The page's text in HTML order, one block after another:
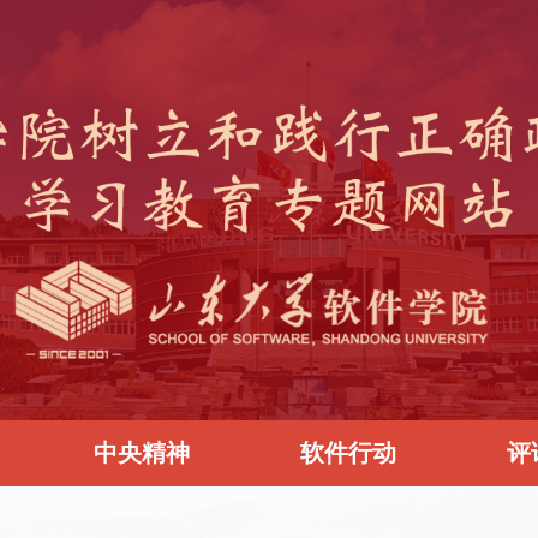
中央精神 软件行动 评